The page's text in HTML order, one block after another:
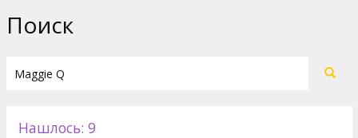
Поиск
Нашлось: 9